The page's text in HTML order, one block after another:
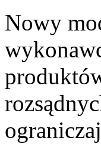
Nowy